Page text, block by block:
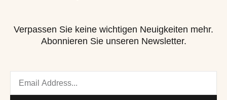
Verpassen Sie keine wichtigen Neuigkeiten mehr.
Abonnieren Sie unseren Newsletter.